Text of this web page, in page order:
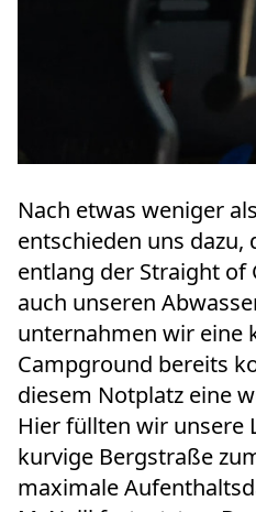
Nach etwas weniger
entschieden uns
entlang der Straight of
auch unseren
unternahmen wir eine
Campground bereits
diesem Notplatz eine
Hier füllten wir unsere
kurvige Bergstraße
maximale